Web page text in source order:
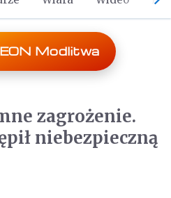
Modlitwa
zagrożenie.
niebezpieczną